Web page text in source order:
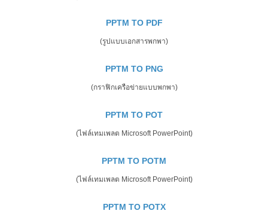
PPTM TO PDF
(รูปแบบเอกสารพกพา)
PPTM TO PNG
(กราฟิกเครือข่ายแบบพกพา)
PPTM TO POT
(ไฟล์เทมเพลต Microsoft PowerPoint)
PPTM TO POTM
(ไฟล์เทมเพลต Microsoft PowerPoint)
PPTM TO POTX